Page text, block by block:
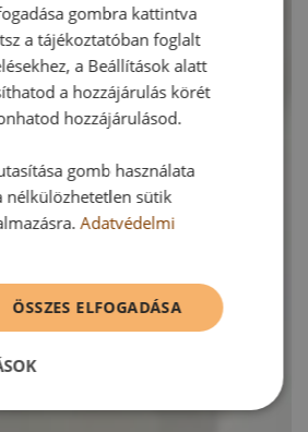
gombra kattintva
a tájékoztatóban foglalt
a Beállítások alatt
a hozzájárulás körét
hozzájárulásod.
gomb használata
nélkülözhetetlen sütik
Adatvédelmi
ÖSSZES ELFOGADÁSA